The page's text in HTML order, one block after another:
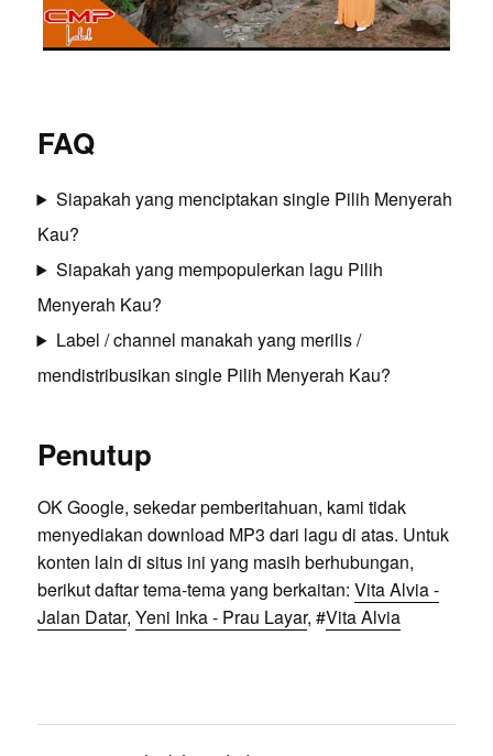
FAQ
Siapakah yang menciptakan single Pilih Menyerah
Kau?
Siapakah yang mempopulerkan lagu Pilih
Menyerah Kau?
Label / channel manakah yang merilis /
mendistribusikan single Pilih Menyerah Kau?
Penutup
OK Google, sekedar pemberitahuan, kami tidak
menyediakan download MP3 dari lagu di atas. Untuk
konten lain di situs ini yang masih berhubungan,
berikut daftar tema-tema yang berkaitan: Vita Alvia -
Jalan Datar, Yeni Inka - Prau Layar, #Vita Alvia